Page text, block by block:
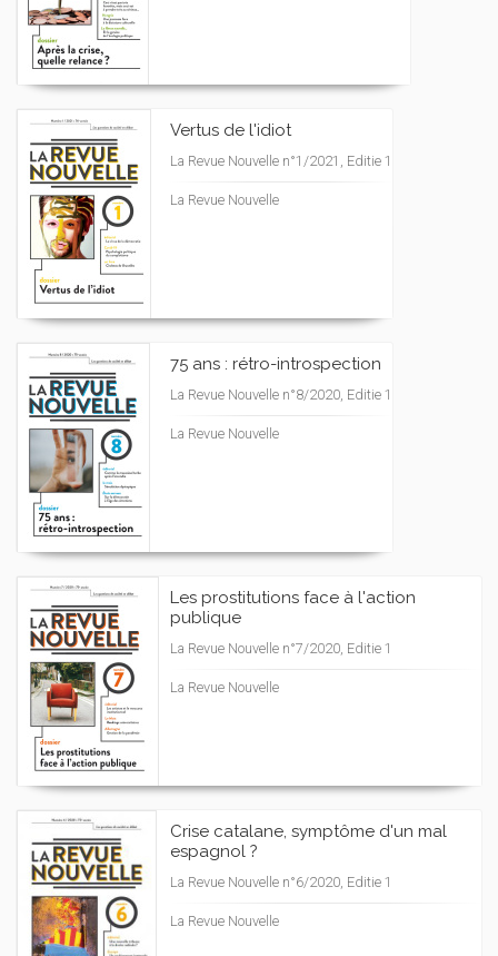
Vertus de l'idiot
La Revue Nouvelle n°1/2021, Editie 1
La Revue Nouvelle
75 ans : rétro-introspection
La Revue Nouvelle n°8/2020, Editie 1
La Revue Nouvelle
Les prostitutions face à l'action
publique
La Revue Nouvelle n°7/2020, Editie 1
La Revue Nouvelle
Crise catalane, symptôme d'un mal
espagnol ?
La Revue Nouvelle n°6/2020, Editie 1
La Revue Nouvelle